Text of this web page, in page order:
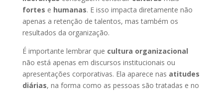
fortes e humanas. E isso impacta diretamente não
apenas a retenção de talentos, mas também os
resultados da organização.
É importante lembrar que cultura organizacional
não está apenas em discursos institucionais ou
apresentações corporativas. Ela aparece nas atitudes
diárias, na forma como as pessoas são tratadas e no